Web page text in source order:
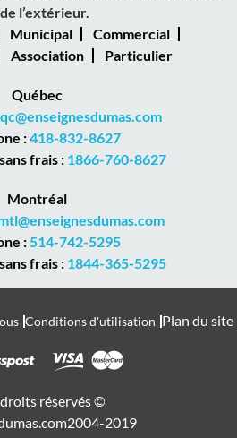
l’extérieur.
Municipal
Commercial
Association Particulier
Québec
:418-832-8627
frais : 1866-760-8627
Montréal
: 514-742-5295
frais : 1844-365-5295
Conditions d'utilisation Plan du site
réservés ©
2004-2019